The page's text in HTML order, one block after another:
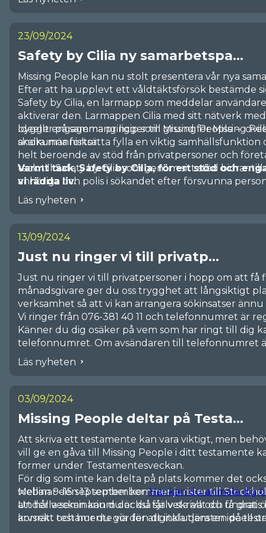
en oklar utgång.
Missing Peoples jour, som tar emot
bemannas av volontärer dygnet runt alla dagar i
hanterades 1 760 samtal, vilket i genomsnitt innebar
LÄS MER PÅ SOCIALA MEDIER OM HUR VI
23/09/2024
Safety by Cilia ny samarbetspa...
Missing People kan nu stolt presentera vår nya
Efter att ha upplevt ett våldtäktsförsök bestämde
Safety by Cilia, en larmapp som meddelar
aktiverar den. Larmappen Cilia med sitt nätverk
bygger på samma princip som Missing People –
andra människor.
Ideellt engagemang ligger till grund för Missing
ska kunna fortsätta fylla en viktig samhällsfunktion
helt beroende av stöd från privatpersoner och
tack till Safety by Cilia som genom sitt stöd bidrar
anhöriga och polis i sökandet efter försvunna
Varmt tack, Safety by Cilia, för ert stöd och
vi rädda liv.
Läs nyheten
13/09/2024
Just nu ringer vi till privatp...
Just nu ringer vi till privatpersoner i hopp om att få
månadsgivare ger du oss trygghet att långsiktigt
verksamhet så att vi kan arrangera sökinsatser
Vi ringer från 076-381 40 11 och telefonnumret är
Känner du dig osäker på vem som har ringt till dig
telefonnumret. Om avsändaren till telefonnumret
People så vet du att allt är i sin ordning.
Läs nyheten
03/09/2024
Missing People deltar på Testa...
Att skriva ett testamente kan vara viktigt, men
vill ge en gåva till Missing People i ditt testamente
former under Testamentesveckan.
Mellan 9–15 september kommer jurister till
att hålla seminarium där du får veta allt du undrat
arvsrätt och hur du gör för att inkludera en ideell
För dig som inte kan delta på plats kommer det
webinar den 13 september.Här kan du anmäla dig
Under veckan kan du också själv skriva och få
korrekt testamente via den digitala tjänsten på